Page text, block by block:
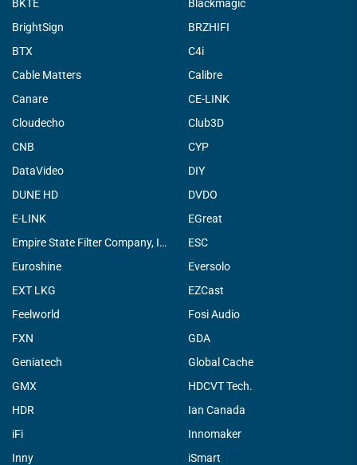
BKTE
Blackmagic
BrightSign
BRZHIFI
BTX
C4i
Cable Matters
Calibre
Canare
CE-LINK
Cloudecho
Club3D
CNB
CYP
DataVideo
DIY
DUNE HD
DVDO
E-LINK
EGreat
Empire State Filter Company, INC.
ESC
Euroshine
Eversolo
EXT LKG
EZCast
Feelworld
Fosi Audio
FXN
GDA
Geniatech
Global Cache
GMX
HDCVT Tech.
HDR
Ian Canada
iFi
Innomaker
Inny
iSmart